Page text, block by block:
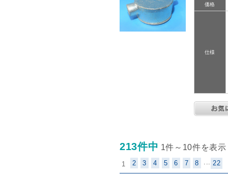
価格
仕様
213件中 1件～10件を表示
1 2 3 4 5 6 7 8 ... 22